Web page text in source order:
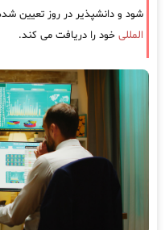
شود و دانشپذیر در روز تعیین
المللی خود را دریافت می کند.